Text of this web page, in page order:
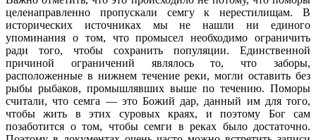
целенаправленно пропускали семгу к нерестилищам. В
исторических источниках мы не нашли ни единого
упоминания о том, что промысел необходимо ограничить
ради того, чтобы сохранить популяции. Единственной
причиной ограничений являлось то, что заборы,
расположенные в нижнем течение реки, могли оставить без
рыбы рыбаков, промышлявших выше по течению. Поморы
считали, что семга — это Божий дар, данный им для того,
чтобы жить в этих суровых краях, и поэтому Бог сам
позаботится о том, чтобы семги в реках было достаточно.